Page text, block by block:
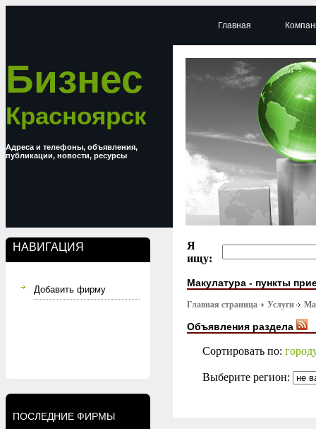
Бизнес
Красноярск
Адреса и телефоны, объявления,
публикации, новости, ресурсы
НАВИГАЦИЯ
Добавить фирму
ПОСЛЕДНИЕ ФИРМЫ
Главная
Я
ищу:
Макулатура - пункты
Главная страница Услуги
Объявления раздела
Сортировать по:
Выберите регион: